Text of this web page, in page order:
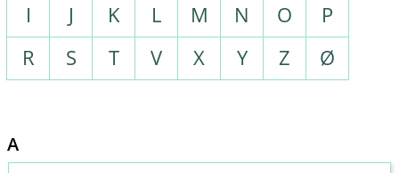
I
J K L M N O
P
R
S T V X Y Z Ø
A